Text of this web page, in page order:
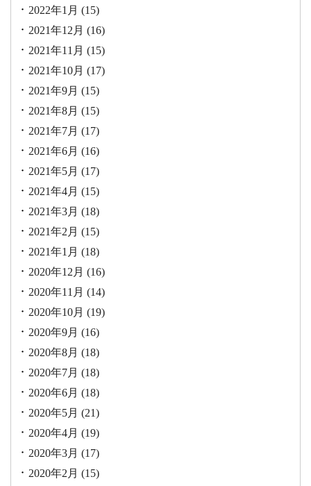
2022年1月 (15)
2021年12月 (16)
2021年11月 (15)
2021年10月 (17)
2021年9月 (15)
2021年8月 (15)
2021年7月 (17)
2021年6月 (16)
2021年5月 (17)
2021年4月 (15)
2021年3月 (18)
2021年2月 (15)
2021年1月 (18)
2020年12月 (16)
2020年11月 (14)
2020年10月 (19)
2020年9月 (16)
2020年8月 (18)
2020年7月 (18)
2020年6月 (18)
2020年5月 (21)
2020年4月 (19)
2020年3月 (17)
2020年2月 (15)